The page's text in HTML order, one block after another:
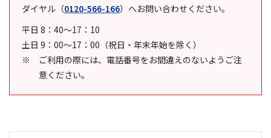
ダイヤル （0120-566-166） へお問い合わせください。
平日 8：40～17：10
土日 9：00～17：00（祝日・年末年始を除く）
ご利用の際には、電話番号をお間違えのないようご注
意ください。